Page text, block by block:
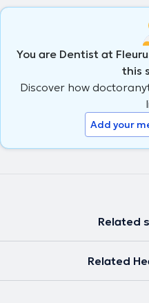
You are Dentist at
this
Discover how
Add your
Related
Related